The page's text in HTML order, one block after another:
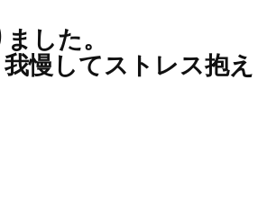
した。
慢してストレス抱え